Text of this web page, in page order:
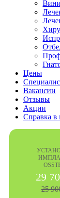
Цены
Вакансии
Отзывы
Акции
Справка в
29
25